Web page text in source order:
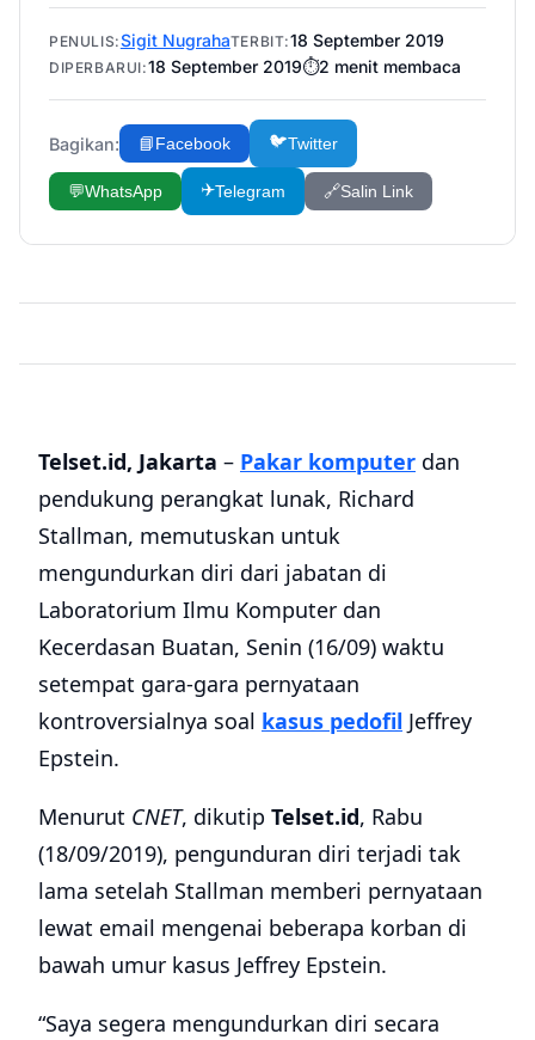
PENULIS:Sigit NugrahaTERBIT:18 September 2019
DIPERBARUI:18 September 2019⏱️2 menit membaca
Bagikan: 📘Facebook 🐦Twitter
💬WhatsApp ✈️Telegram 🔗Salin Link
Telset.id, Jakarta – Pakar komputer dan
pendukung perangkat lunak, Richard
Stallman, memutuskan untuk
mengundurkan diri dari jabatan di
Laboratorium Ilmu Komputer dan
Kecerdasan Buatan, Senin (16/09) waktu
setempat gara-gara pernyataan
kontroversialnya soal kasus pedofil Jeffrey
Epstein.
Menurut CNET, dikutip Telset.id, Rabu
(18/09/2019), pengunduran diri terjadi tak
lama setelah Stallman memberi pernyataan
lewat email mengenai beberapa korban di
bawah umur kasus Jeffrey Epstein.
“Saya segera mengundurkan diri secara